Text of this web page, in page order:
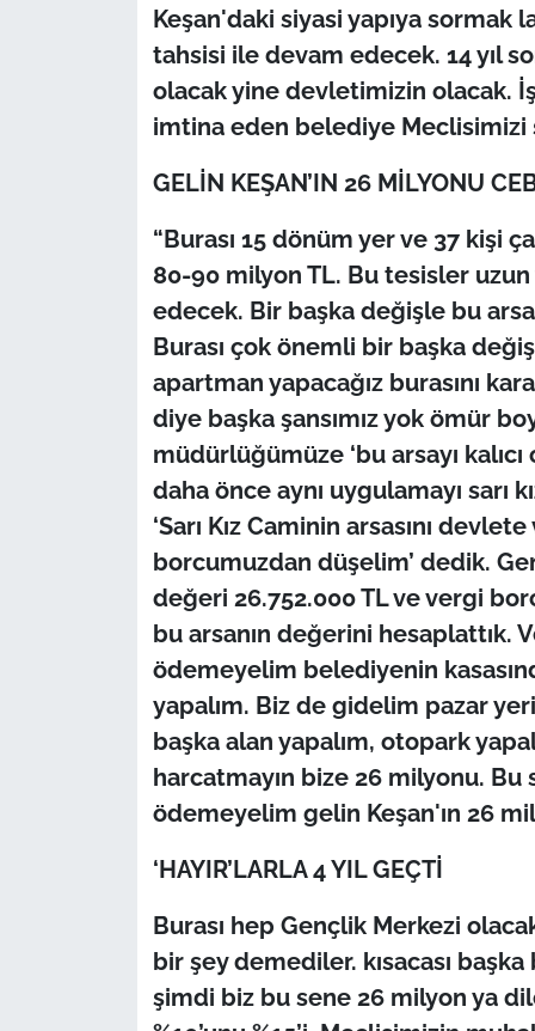
Keşan'daki siyasi yapıya sormak
tahsisi ile devam edecek. 14 yıl
olacak yine devletimizin olacak.
imtina eden belediye Meclisimizi
GELİN KEŞAN’IN 26 MİLYONU
“Burası 15 dönüm yer ve 37 kişi
80-90 milyon TL. Bu tesisler
edecek. Bir başka değişle bu
Burası çok önemli bir başka
apartman yapacağız burasını
diye başka şansımız yok ömür
müdürlüğümüze ‘bu arsayı
daha önce aynı uygulamayı sarı
‘Sarı Kız Caminin arsasını
borcumuzdan düşelim’ dedik.
değeri 26.752.000 TL ve vergi
bu arsanın değerini hesaplattık.
ödemeyelim belediyenin
yapalım. Biz de gidelim pazar
başka alan yapalım, otopark
harcatmayın bize 26 milyonu.
ödemeyelim gelin Keşan'ın 26
‘HAYIR’LARLA 4 YIL GEÇTİ
Burası hep Gençlik Merkezi
bir şey demediler. kısacası
şimdi biz bu sene 26 milyon ya